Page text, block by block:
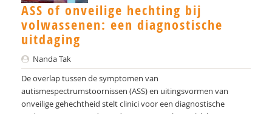
Hans Peters
Nienke Peters-Scheffer
Ben Poortland
Lucinda Pouw
Mw. prof. dr. E.H.M. Eurelings-Bontekoe
ASS of onveilige hechting bij
volwassenen: een diagnostische
uitdaging
Nanda Tak
De overlap tussen de symptomen van
autismespectrumstoornissen (ASS) en uitingsvormen van
onveilige gehechtheid stelt clinici voor een diagnostische